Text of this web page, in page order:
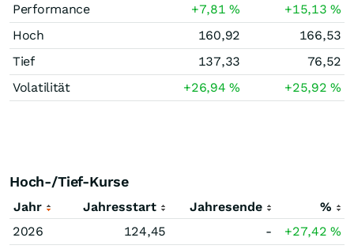
Performance
+7,81% +15,13%
Hoch
160,92
166,53
Tief
137,33
76,52
Volatilität
+26,94% +25,92%
Hoch-/Tief-Kurse
Jahr Jahresstart Jahresende
%
2026
124,45 - +27,42%